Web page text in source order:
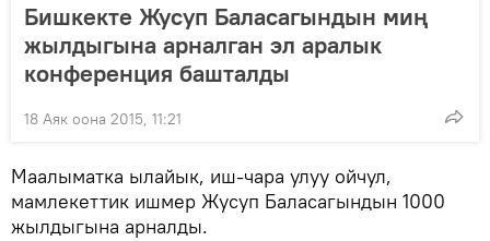
Бишкекте Жусуп Баласагындын миң
жылдыгына арналган эл аралык
конференция башталды
18 Аяк оона 2015, 11:21
Маалыматка ылайык, иш-чара улуу ойчул,
мамлекеттик ишмер Жусуп Баласагындын 1000
жылдыгына арналды.